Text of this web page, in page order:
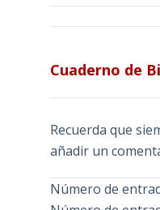
Cuaderno de
Recuerda que
añadir un
Número de